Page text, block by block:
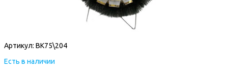
Артикул: ВК75\204
Есть в наличии